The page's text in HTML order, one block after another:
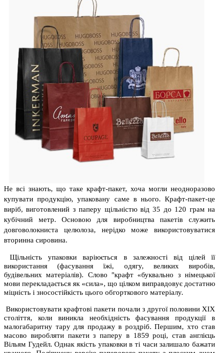
Не всі знають, що таке крафт-пакет, хоча могли неодноразово
купувати продукцію, упаковану саме в нього. Крафт-пакет-це
виріб, виготовлений з паперу щільністю від 35 до 120 грам на
кубічний метр. Основою для виробництва пакетів служить
довговолокниста целюлоза, нерідко може використовуватися
вторинна сировина.
Щільність упаковки варіюється в залежності від цілей її
використання (фасування їжі, одягу, великих виробів,
будівельних матеріалів). Слово "крафт «буквально з німецької
мови перекладається як «сила», що цілком виправдовує достатню
міцність і зносостійкість цього обгорткового матеріалу.
Використовувати крафтові пакети почали з другої половини XIX
століття, коли виникла необхідність фасування продукції в
малогабаритну тару для продажу в роздріб. Першим, хто став
масово виробляти пакети з паперу в 1859 році, став англієць
Вільям Гудейл. Однак якість упаковки в ті часи залишало бажати